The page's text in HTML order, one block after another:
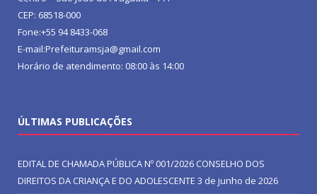
CEP: 68518-000
Fone:+55 94 8433-068
E-mail:Prefeituramsja@gmail.com
Horário de atendimento: 08:00 às 14:00
ÚLTIMAS PUBLICAÇÕES
EDITAL DE CHAMADA PÚBLICA Nº 001/2026 CONSELHO DOS
DIREITOS DA CRIANÇA E DO ADOLESCENTE 3 de junho de 2026